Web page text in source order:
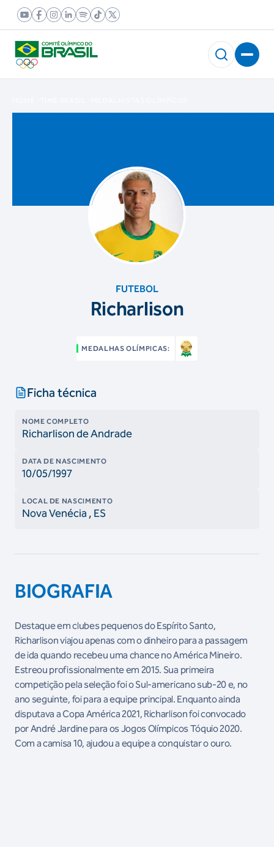
FUTEBOL
Richarlison
MEDALHAS OLÍMPICAS:
Ficha técnica
NOME COMPLETO
Richarlison de Andrade
DATA DE NASCIMENTO
10/05/1997
LOCAL DE NASCIMENTO
Nova Venécia , ES
BIOGRAFIA
Destaque em clubes pequenos do Espírito Santo,
Richarlison viajou apenas com o dinheiro para a passagem
de ida quando recebeu uma chance no América Mineiro.
Estreou profissionalmente em 2015. Sua primeira
competição pela seleção foi o Sul-americano sub-20 e, no
ano seguinte, foi para a equipe principal. Enquanto ainda
disputava a Copa América 2021, Richarlison foi convocado
por André Jardine para os Jogos Olímpicos Tóquio 2020.
Com a camisa 10, ajudou a equipe a conquistar o ouro.